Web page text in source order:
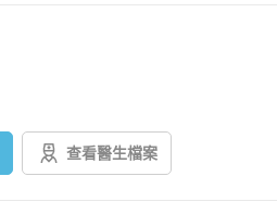
查看醫生檔案